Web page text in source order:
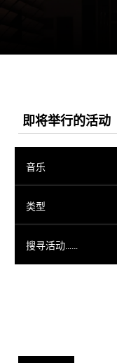
即将举行的活动
音乐
类型